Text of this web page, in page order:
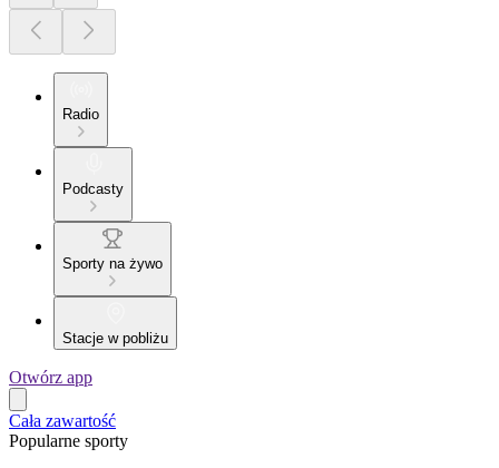
Radio
Podcasty
Sporty na żywo
Stacje w pobliżu
Otwórz app
Cała zawartość
Popularne sporty